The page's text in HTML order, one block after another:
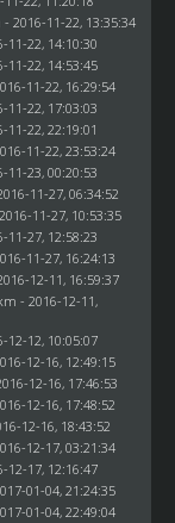
- 2016-11-22, 13:35:34
11-22, 14:10:30
11-22, 14:53:45
11-22, 16:29:54
11-22, 17:03:03
11-22, 22:19:01
11-22, 23:53:24
11-23, 00:20:53
11-27, 06:34:52
11-27, 10:53:35
11-27, 12:58:23
11-27, 16:24:13
12-11, 16:59:37
- 2016-12-11,
12-12, 10:05:07
12-16, 12:49:15
12-16, 17:46:53
12-16, 17:48:52
12-16, 18:43:52
12-17, 03:21:34
12-17, 12:16:47
01-04, 21:24:35
01-04, 22:49:04